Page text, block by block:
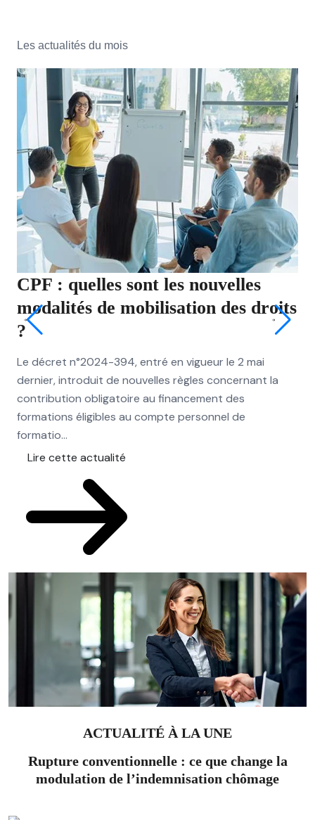
Les actualités du mois
CPF : quelles sont les nouvelles
modalités de mobilisation des droits
?
Le décret n°2024-394, entré en vigueur le 2 mai
dernier, introduit de nouvelles règles concernant la
contribution obligatoire au financement des
formations éligibles au compte personnel de
formatio...
Lire cette actualité
ACTUALITÉ À LA UNE
Rupture conventionnelle : ce que change la
modulation de l’indemnisation chômage